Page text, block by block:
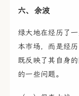
六、余波
绿大地在经历了
本市场，而是经
既反映了其自身
的一些问题。